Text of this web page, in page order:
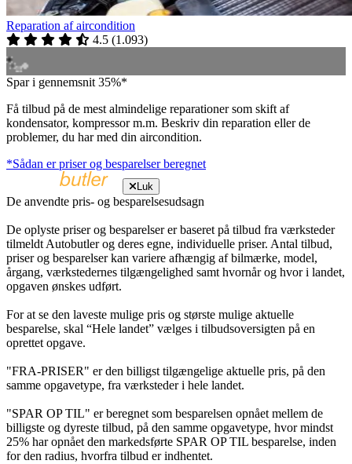
Reparation af aircondition
4.5 (1.093)
Spar i gennemsnit 35%*
Få tilbud på de mest almindelige reparationer som skift af
kondensator, kompressor m.m. Beskriv din reparation eller de
problemer, du har med din aircondition.
*Sådan er priser og besparelser beregnet
Luk
De anvendte pris- og besparelsesudsagn
De oplyste priser og besparelser er baseret på tilbud fra værksteder
tilmeldt Autobutler og deres egne, individuelle priser. Antal tilbud,
priser og besparelser kan variere afhængig af bilmærke, model,
årgang, værkstedernes tilgængelighed samt hvornår og hvor i landet,
opgaven ønskes udført.
For at se den laveste mulige pris og største mulige aktuelle
besparelse, skal “Hele landet” vælges i tilbudsoversigten på en
oprettet opgave.
"FRA-PRISER" er den billigst tilgængelige aktuelle pris, på den
samme opgavetype, fra værksteder i hele landet.
"SPAR OP TIL" er beregnet som besparelsen opnået mellem de
billigste og dyreste tilbud, på den samme opgavetype, hvor mindst
25% har opnået den markedsførte SPAR OP TIL besparelse, inden
for den radius, hvorfra tilbud er indhentet.